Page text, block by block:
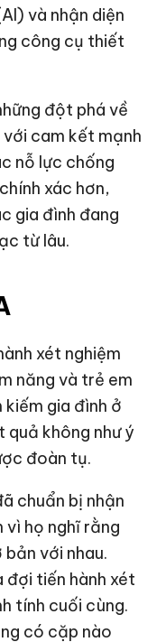
và nhận diện
công cụ thiết
đột phá về
cam kết mạnh
nỗ lực chống
xác hơn,
gia đình đang
từ lâu.
xét nghiệm
năng và trẻ em
gia đình ở
quả không như ý
đoàn tụ.
chuẩn bị nhận
vì họ nghĩ rằng
với nhau.
đợi tiến hành xét
tính cuối cùng.
có cặp nào